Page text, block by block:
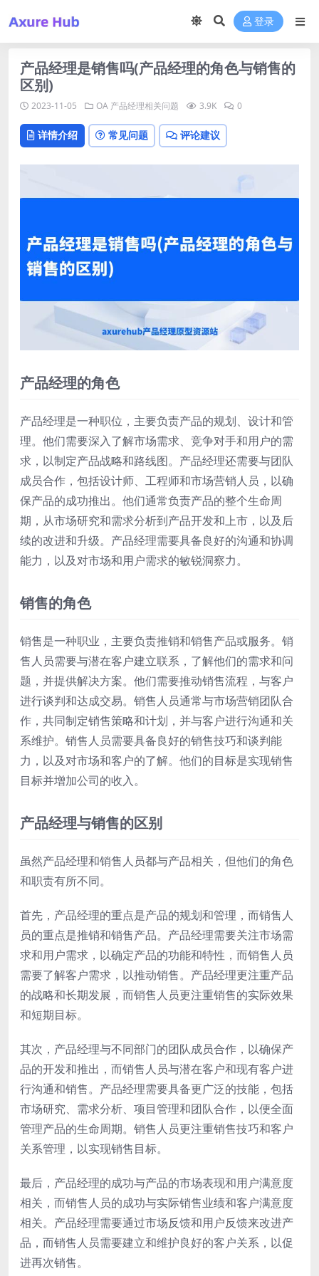
登录
产品经理是销售吗(产品经理的角色与销售的
区别)
2023-11-05 OA 产品经理相关问题 3.9K 0
详情介绍 常见问题 评论建议
产品经理的角色
产品经理是一种职位，主要负责产品的规划、设计和管
理。他们需要深入了解市场需求、竞争对手和用户的需
求，以制定产品战略和路线图。产品经理还需要与团队
成员合作，包括设计师、工程师和市场营销人员，以确
保产品的成功推出。他们通常负责产品的整个生命周
期，从市场研究和需求分析到产品开发和上市，以及后
续的改进和升级。产品经理需要具备良好的沟通和协调
能力，以及对市场和用户需求的敏锐洞察力。
销售的角色
销售是一种职业，主要负责推销和销售产品或服务。销
售人员需要与潜在客户建立联系，了解他们的需求和问
题，并提供解决方案。他们需要推动销售流程，与客户
进行谈判和达成交易。销售人员通常与市场营销团队合
作，共同制定销售策略和计划，并与客户进行沟通和关
系维护。销售人员需要具备良好的销售技巧和谈判能
力，以及对市场和客户的了解。他们的目标是实现销售
目标并增加公司的收入。
产品经理与销售的区别
虽然产品经理和销售人员都与产品相关，但他们的角色
和职责有所不同。
首先，产品经理的重点是产品的规划和管理，而销售人
员的重点是推销和销售产品。产品经理需要关注市场需
求和用户需求，以确定产品的功能和特性，而销售人员
需要了解客户需求，以推动销售。产品经理更注重产品
的战略和长期发展，而销售人员更注重销售的实际效果
和短期目标。
其次，产品经理与不同部门的团队成员合作，以确保产
品的开发和推出，而销售人员与潜在客户和现有客户进
行沟通和销售。产品经理需要具备更广泛的技能，包括
市场研究、需求分析、项目管理和团队合作，以便全面
管理产品的生命周期。销售人员更注重销售技巧和客户
关系管理，以实现销售目标。
最后，产品经理的成功与产品的市场表现和用户满意度
相关，而销售人员的成功与实际销售业绩和客户满意度
相关。产品经理需要通过市场反馈和用户反馈来改进产
品，而销售人员需要建立和维护良好的客户关系，以促
进再次销售。